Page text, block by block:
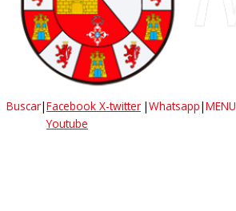
Buscar|Facebook X-twitter
Youtube
|Whatsapp|MENU